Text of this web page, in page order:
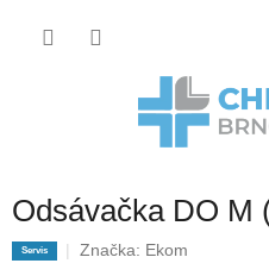
Odsávačka DO M
Servis Značka: Ekom